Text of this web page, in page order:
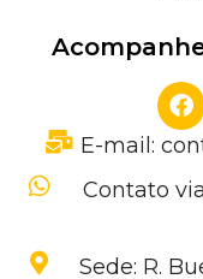
E-mail:
Contato
Sede: R.